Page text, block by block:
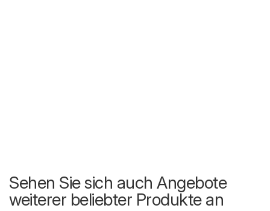
Sehen Sie sich auch Angebote
weiterer beliebter Produkte an